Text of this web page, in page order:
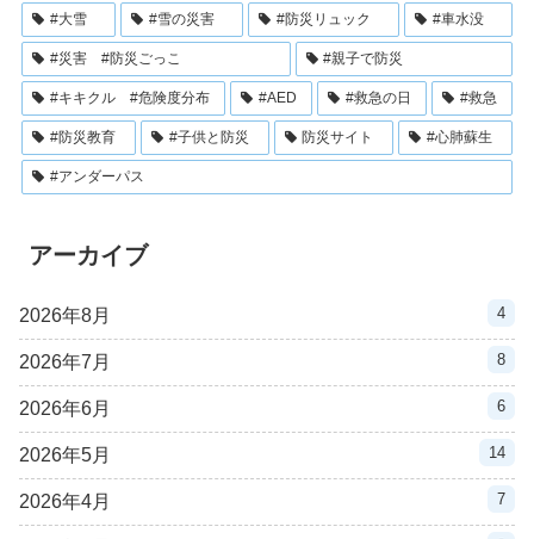
#大雪 #雪の災害 #防災リュック #車水没
#災害 #防災ごっこ #親子で防災
#キキクル #危険度分布 #AED #救急の日 #救急
#防災教育 #子供と防災 防災サイト #心肺蘇生
#アンダーパス
アーカイブ
2026年8月 4
2026年7月 8
2026年6月 6
2026年5月 14
2026年4月 7